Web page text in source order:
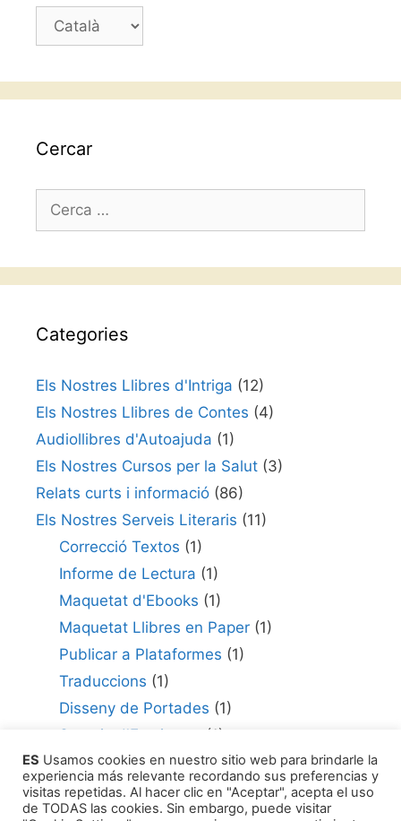
Trieu
Cercar
Categories
Els Nostres Llibres d'Intriga (12)
Els Nostres Llibres de Contes (4)
Audiollibres d'Autoajuda (1)
Els Nostres Cursos per la Salut (3)
Relats curts i informació (86)
Els Nostres Serveis Literaris (11)
Correcció Textos (1)
Informe de Lectura (1)
Maquetat d'Ebooks (1)
Maquetat Llibres en Paper(1)
Publicar a Plataformes (1)
Traduccions (1)
Disseny de Portades (1)
Serveis d'Escriptura
(1)
Consultor per Edició(1)
Com Publicar la teva Obra(1)
Agents Literaris(1)
ES Usamos cookies en nuestro sitio web para brindarle la
experiencia más relevante recordando sus preferencias y
visitas repetidas. Al hacer clic en "Aceptar", acepta el uso
de TODAS las cookies. Sin embargo, puede visitar